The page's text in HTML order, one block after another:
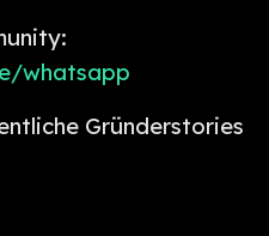
whatsapp
Gründerstories